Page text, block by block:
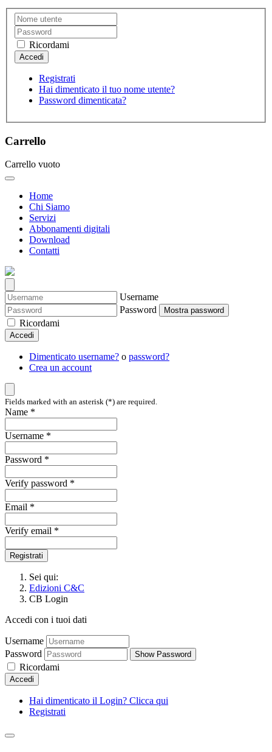
Ricordami
Registrati
Hai dimenticato il tuo nome utente?
Password dimenticata?
Carrello
Carrello vuoto
Home
Chi Siamo
Servizi
Abbonamenti digitali
Download
Contatti
Username
Password
Mostra password
Ricordami
Accedi
Dimenticato username? o password?
Crea un account
Fields marked with an asterisk (*) are required.
Name *
Username *
Password *
Verify password *
Email *
Verify email *
Registrati
Sei qui:
Edizioni C&C
CB Login
Accedi con i tuoi dati
Username
Password
Show Password
Ricordami
Accedi
Hai dimenticato il Login? Clicca qui
Registrati